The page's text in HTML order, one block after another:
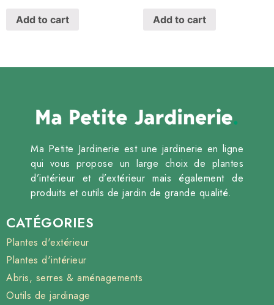
Add to cart Add to cart
Ma Petite Jardinerie est une jardinerie en ligne
qui vous propose un large choix de plantes
d’intérieur et d’extérieur mais également de
produits et outils de jardin de grande qualité.
CATÉGORIES
Plantes d'extérieur
Plantes d'intérieur
Abris, serres & aménagements
Outils de jardinage